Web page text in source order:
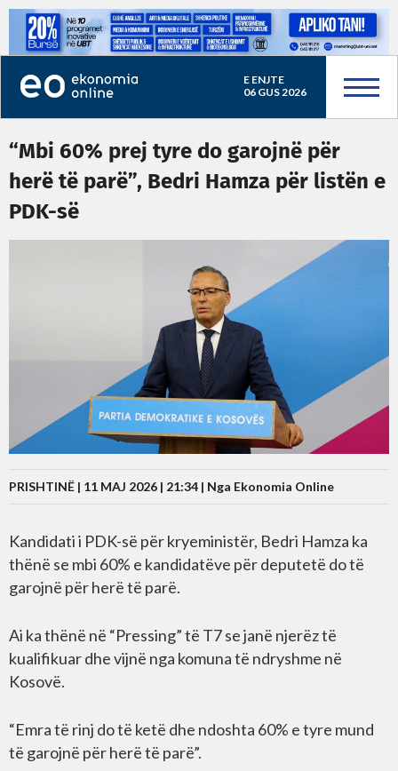
E ENJTE
06 GUS 2026
“Mbi 60% prej tyre do garojnë për
herë të parë”, Bedri Hamza për listën e
PDK-së
PRISHTINË | 11 MAJ 2026 | 21:34 | Nga Ekonomia Online
Kandidati i PDK-së për kryeministër, Bedri Hamza ka
thënë se mbi 60% e kandidatëve për deputetë do të
garojnë për herë të parë.
Ai ka thënë në “Pressing” të T7 se janë njerëz të
kualifikuar dhe vijnë nga komuna të ndryshme në
Kosovë.
“Emra të rinj do të ketë dhe ndoshta 60% e tyre mund
të garojnë për herë të parë”.